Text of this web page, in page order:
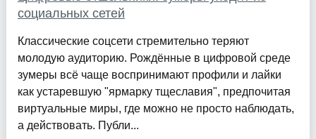
социальных сетей
Классические соцсети стремительно теряют
молодую аудиторию. Рождённые в цифровой среде
зумеры всё чаще воспринимают профили и лайки
как устаревшую "ярмарку тщеславия", предпочитая
виртуальные миры, где можно не просто наблюдать,
а действовать. Публи...